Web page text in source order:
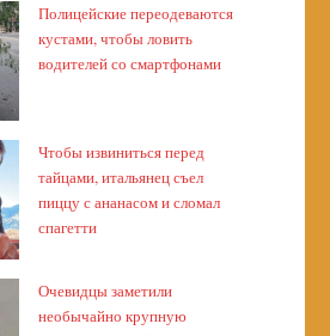
Полицейские переодеваются
кустами, чтобы ловить
водителей со смартфонами
Чтобы извиниться перед
тайцами, итальянец съел
пиццу с ананасом и сломал
спагетти
Очевидцы заметили
необычайно крупную